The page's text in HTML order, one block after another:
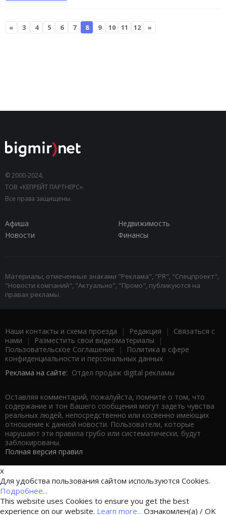
« 3 4 5 6 7 8 9 10 11 12 »
© 2000-2024,
ТОВ «КЕПРЕЙТ ПАРТНЕРС».
Все права защищены.
Афиша
Недвижимость
Новости
Финансы
Материалы, отмеченные знаками "Реклама", "PR", "Спецпроект",
"Новости компаний", "Актуально", "Промо", публикуются на
правах рекламы.
Наши контакты и схема проезда | Редакция | Связаться с
нами | Разместить свои видеоматериалы |
Пользовательское Соглашение |
Политика в сфере
конфиденциальности и персональных данных
Реклама на сайте: Отдел продаж digital рекламы
Оставляя комментарий, пожалуйста, помните о том, что
содержание и тон Вашего сообщения могут задеть чувства
реальных людей, непосредственно или косвенно имеющих
отношение к данной новости. Пользователи, которые
нарушают эти правила грубо или систематически, будут
заблокированы.
Полная версия правил
x
Для удобства пользования сайтом используются Cookies.
Подробнее...
This website uses Cookies to ensure you get the best
experience on our website. Learn more... Ознакомлен(а) / OK